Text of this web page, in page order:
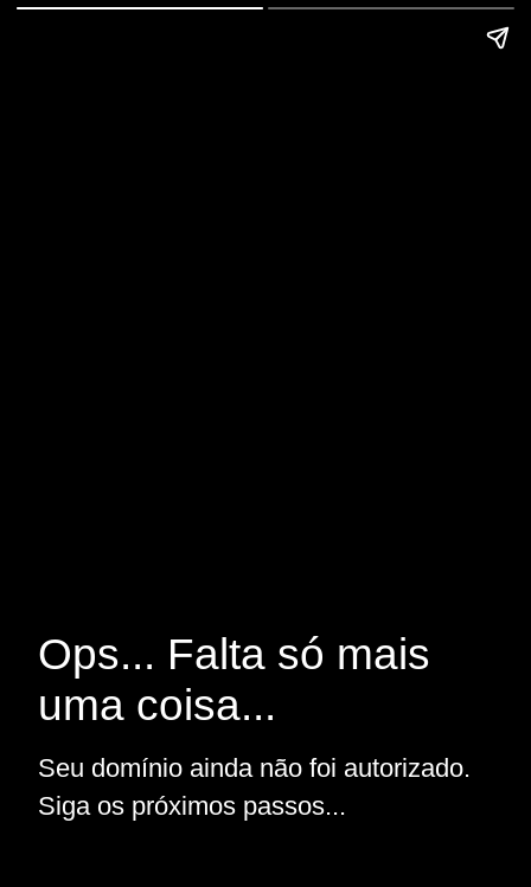
Ops... Falta só mais
uma coisa...
Seu domínio ainda não foi autorizado.
Siga os próximos passos...